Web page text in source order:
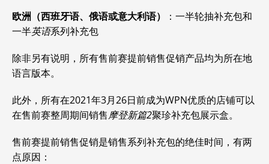
欧洲（西班牙语、俄语或意大利语）
：一半轮抽补充包和
一半英语系列补充包
除非另有说明，所有售前赛提前销售促销产品均为所在地
语言版本。
此外，所有在2021年3月26日前成为WPN优质的店铺可以
在售前赛整周期间销售摩登新篇2聚珍补充包展示盒。
售前赛提前销售促销是销售系列补充包的绝佳时间，有两
点原因：